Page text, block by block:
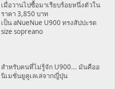
เมื่อวานไปซื้อมาเรียบร้อยหนึ่งตัวใน
ราคา 3,850 บาท
เป็น aNueNue U900 ทรงสัปปะรด
size sopreano
สำหรับคนที่ไม่รู้จัก U900... มันคืออ
นิเมชั่นยูคูเลเล่จากญี่ปุ่น